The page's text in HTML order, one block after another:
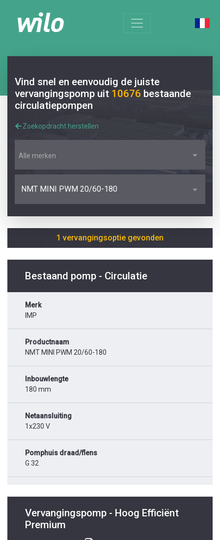
Vind snel en eenvoudig de juiste
vervangingspomp uit 10676 bestaande
circulatiepompen
Zoekopdracht herstellen
Alle merken
NMT MINI PWM 20/60-180
1 vervangingsoptie gevonden
Bestaand pomp - Circulatie
Merk
IMP
Productnaam
NMT MINI PWM 20/60-180
Inbouwlengte
180 mm
Netaansluiting
1x230 V
Pomphuis draad/flens
G 32
Vervangingspomp - Hoog Efficiënt
Premium